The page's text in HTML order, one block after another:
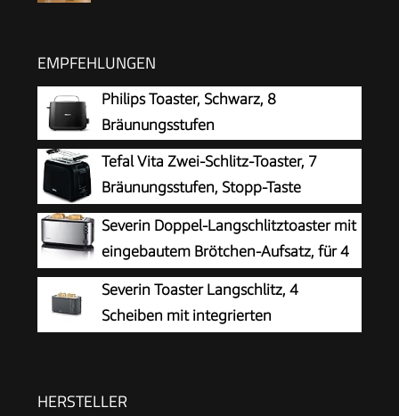
EMPFEHLUNGEN
Philips Toaster, Schwarz, 8
Bräunungsstufen
Tefal Vita Zwei-Schlitz-Toaster, 7
Bräunungsstufen, Stopp-Taste
Severin Doppel-Langschlitztoaster mit
eingebautem Brötchen-Aufsatz, für 4
Brotscheiben, Brotscheibenzentrierung,
Aufwärm- und Defroster-Stufe, Edelstahl
gebürstet, schwarz, 1.400 W, AT 2509
Severin Toaster Langschlitz, 4
Scheiben mit integrierten
1.400 W, Schwarz Matt, AT 2591, Mattschwarz
HERSTELLER